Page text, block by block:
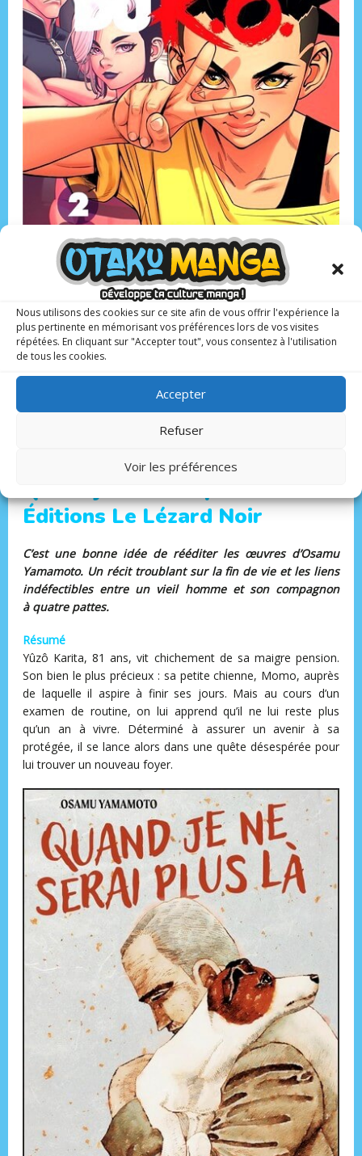
Nous utilisons des cookies sur ce site afin de vous offrir l'expérience la
plus pertinente en mémorisant vos préférences lors de vos visites
répétées. En cliquant sur "Accepter tout", vous consentez à l'utilisation
de tous les cookies.
Accepter
Refuser
Voir les préférences
Dessin et scénario : Mathieu Reynès
Éditeur ‏: ‎Vega Dupuis
Éditions Le Lézard Noir
C’est une bonne idée de rééditer les œuvres d’Osamu
Yamamoto. Un récit troublant sur la fin de vie et les liens
indéfectibles entre un vieil homme et son compagnon
à quatre pattes.
Résumé
Yûzô Karita, 81 ans, vit chichement de sa maigre pension.
Son bien le plus précieux : sa petite chienne, Momo, auprès
de laquelle il aspire à finir ses jours. Mais au cours d’un
examen de routine, on lui apprend qu’il ne lui reste plus
qu’un an à vivre. Déterminé à assurer un avenir à sa
protégée, il se lance alors dans une quête désespérée pour
lui trouver un nouveau foyer.